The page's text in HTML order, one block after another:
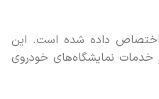
داده شده است. این
خدمات نمایشگاه‌های خودروی